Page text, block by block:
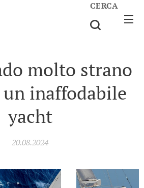
CERCA
molto strano
inaffodabile
yacht
20.08.2024